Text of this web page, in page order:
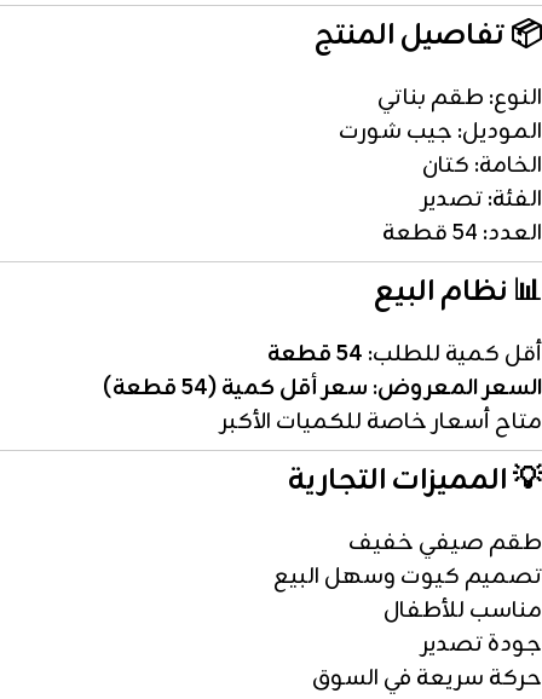
📦 تفاصيل المنتج
النوع: طقم بناتي
الموديل: جيب شورت
الخامة: كتان
الفئة: تصدير
العدد: 54 قطعة
📊 نظام البيع
أقل كمية للطلب: 54 قطعة
السعر المعروض: سعر أقل كمية (54 قطعة)
متاح أسعار خاصة للكميات الأكبر
💡 المميزات التجارية
طقم صيفي خفيف
تصميم كيوت وسهل البيع
مناسب للأطفال
جودة تصدير
حركة سريعة في السوق